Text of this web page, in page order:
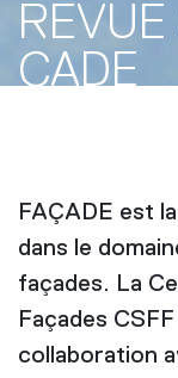
REVUE
ÇADE
FAÇADE est
dans le
façades. La
Façades
collaboration